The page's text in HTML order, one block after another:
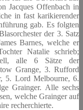
Jacques Offenbach in
in fast karikierender
gab. Es folgten
der 3. Satz
Barnes, welche er
Natalie schrieb;
alle 6 Sätze der
Grange, 3. Rufford
5. Lord Melbourne, 6.
Grainger. Alle sechs
welche Grainger auf
recherchierte.